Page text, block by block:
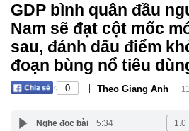
GDP bình quân đầu
Nam sẽ đạt cột mốc
sau, đánh dấu điểm
đoạn bùng nổ tiêu
0 | Theo Giang Anh |
Nghe đọc bài 5:34